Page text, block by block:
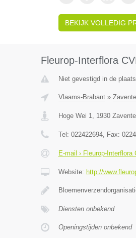
BEKIJK VOLLEDIG
Fleurop-Interflora
Niet gevestigd in de
Vlaams-Brabant»
Hoge Wei 1, 1930
Tel: 022422694, Fax:
E-mail › Fleurop-Interflora
Website: http://
Diensten onbekend
Openingstijden onbekend